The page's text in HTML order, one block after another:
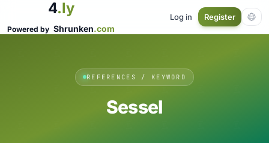
4.ly
Powered by Shrunken.com
Log in Register
REFERENCES / KEYWORD
Sessel